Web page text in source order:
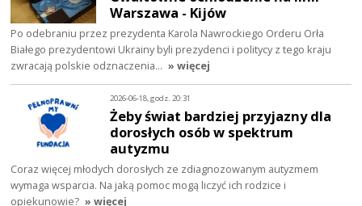
Warszawa - Kijów
Po odebraniu przez prezydenta Karola Nawrockiego Orderu Orła
Białego prezydentowi Ukrainy byli prezydenci i politycy z tego kraju
zwracają polskie odznaczenia… » więcej
2026-06-18, godz. 20:31
Żeby świat bardziej przyjazny dla
dorosłych osób w spektrum
autyzmu
Coraz więcej młodych dorosłych ze zdiagnozowanym autyzmem
wymaga wsparcia. Na jaką pomoc mogą liczyć ich rodzice i
opiekunowie? » więcej